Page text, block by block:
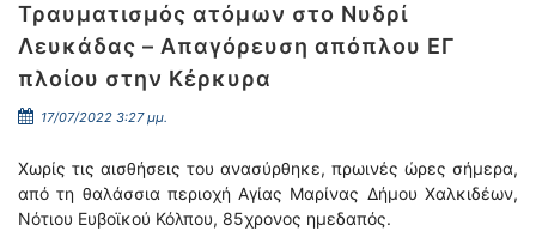
Τραυματισμός ατόμων στο Νυδρί
Λευκάδας – Απαγόρευση απόπλου ΕΓ
πλοίου στην Κέρκυρα
17/07/2022 3:27 μμ.
Χωρίς τις αισθήσεις του ανασύρθηκε, πρωινές ώρες σήμερα,
από τη θαλάσσια περιοχή Αγίας Μαρίνας Δήμου Χαλκιδέων,
Νότιου Ευβοϊκού Κόλπου, 85χρονος ημεδαπός.